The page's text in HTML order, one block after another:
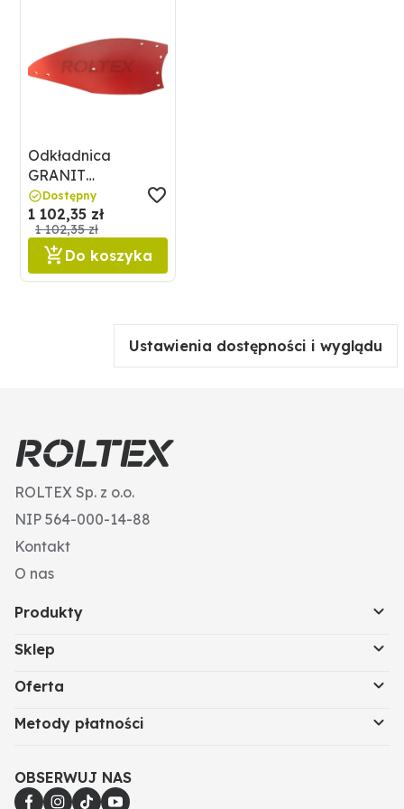
Odkładnica
GRANIT
5602700014
Dostępny
1 102,35 zł
1 102,35 zł
Do koszyka
Ustawienia dostępności i wyglądu
ROLTEX Sp. z o.o.
NIP 564-000-14-88
Kontakt
O nas
Produkty
Sklep
Oferta
Metody płatności
OBSERWUJ NAS